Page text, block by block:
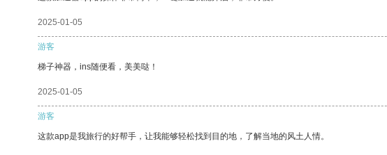
2025-01-05
游客
梯子神器，ins随便看，美美哒！
2025-01-05
游客
这款app是我旅行的好帮手，让我能够轻松找到目的地，了解当地的风土人情。